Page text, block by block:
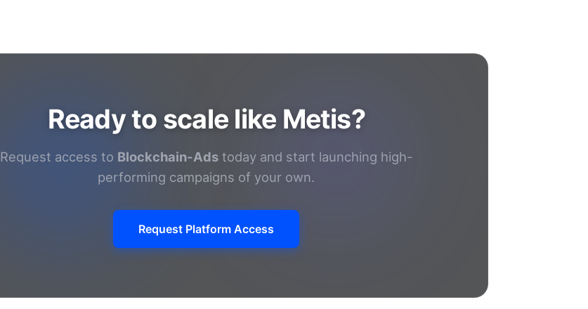
Ready to scale like Metis?
Request access to Blockchain-Ads today and start launching high-
performing campaigns of your own.
Request Platform Access